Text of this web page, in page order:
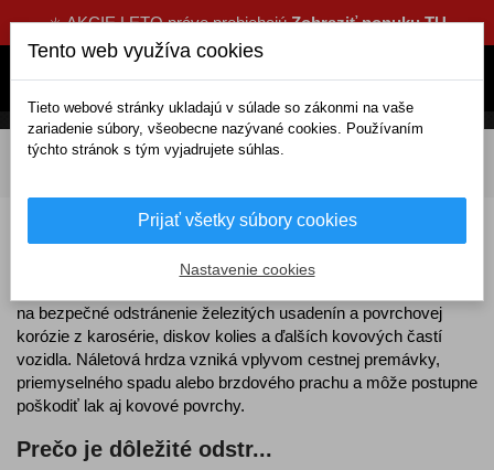
☀️ AKCIE LETO práve prebiehajúZobraziť ponuku TU
DOMOV Kozmetika a čistenie
Odstraňovače náletovej hrdze
na bezpečné odstránenie železitých usadenín a povrchovej
korózie z karosérie, diskov kolies a ďalších kovových častí
vozidla. Náletová hrdza vzniká vplyvom cestnej premávky,
priemyselného spadu alebo brzdového prachu a môže postupne
poškodiť lak aj kovové povrchy.
Prečo je dôležité odstr...
Tento web využíva cookies
Tieto webové stránky ukladajú v súlade so zákonmi na vaše
zariadenie súbory, všeobecne nazývané cookies. Používaním
týchto stránok s tým vyjadrujete súhlas.
Prijať všetky súbory cookies
Nastavenie cookies